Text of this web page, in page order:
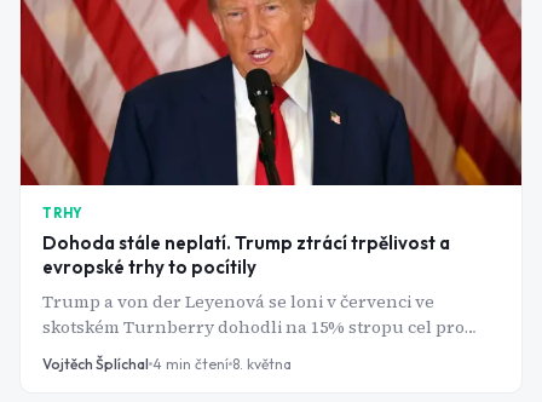
TRHY
Dohoda stále neplatí. Trump ztrácí trpělivost a
evropské trhy to pocítily
Trump a von der Leyenová se loni v červenci ve
skotském Turnberry dohodli na 15% stropu cel pro
většinu evropského zboží. Devět měsíců poté dohoda
stále není schválená a americký prezident přestává být
Vojtěch Šplíchal 4 min čtení 8. května